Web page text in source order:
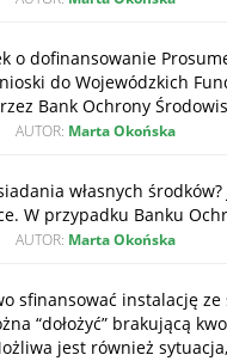
o dofinansowanie
do Wojewódzkich
Bank Ochrony
Marta Okońska
własnych
W przypadku Banku
Marta Okońska
sfinansować instalację
“dołożyć” brakującą
jest również